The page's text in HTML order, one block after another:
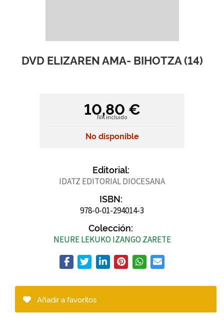
DVD ELIZAREN AMA- BIHOTZA (14)
10,80 €
IVA incluido
No disponible
Editorial:
IDATZ EDITORIAL DIOCESANA
ISBN:
978-0-01-294014-3
Colección:
NEURE LEKUKO IZANGO ZARETE
Añadir a favoritos